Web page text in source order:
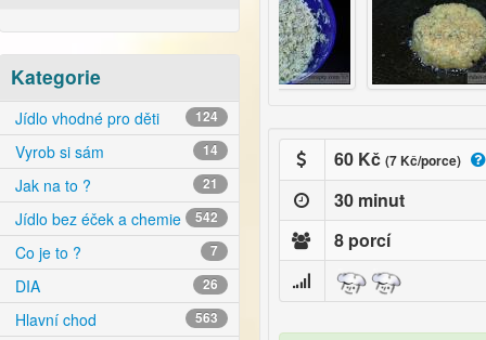
Kategorie
Jídlo vhodné pro děti 124
Vyrob si sám 14
Jak na to ? 21
Jídlo bez éček a chemie 542
Co je to ? 7
DIA 26
Hlavní chod 563
60 Kč (7 Kč/porce)
30 minut
8 porcí